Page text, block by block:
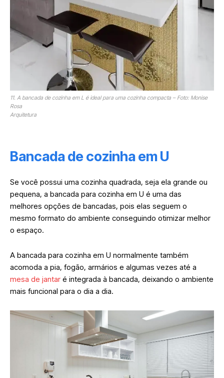
11. A bancada de cozinha em L é ideal para uma cozinha compacta – Foto: Monise
Rosa
Arquitetura
Bancada de cozinha em U
Se você possui uma cozinha quadrada, seja ela grande ou
pequena, a bancada para cozinha em U é uma das
melhores opções de bancadas, pois elas seguem o
mesmo formato do ambiente conseguindo otimizar melhor
o espaço.
A bancada para cozinha em U normalmente também
acomoda a pia, fogão, armários e algumas vezes até a
mesa de jantar é integrada à bancada, deixando o ambiente
mais funcional para o dia a dia.